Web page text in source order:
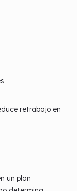
retrabajo en
un plan